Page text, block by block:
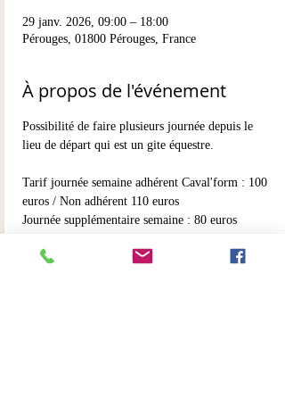
29 janv. 2026, 09:00 – 18:00
Pérouges, 01800 Pérouges, France
À propos de l'événement
Possibilité de faire plusieurs journée depuis le
lieu de départ qui est un gite équestre.
Tarif journée semaine adhérent Caval'form : 100
euros / Non adhérent 110 euros
Journée supplémentaire semaine : 80 euros
Tarif journée weekend : 120 euros / non